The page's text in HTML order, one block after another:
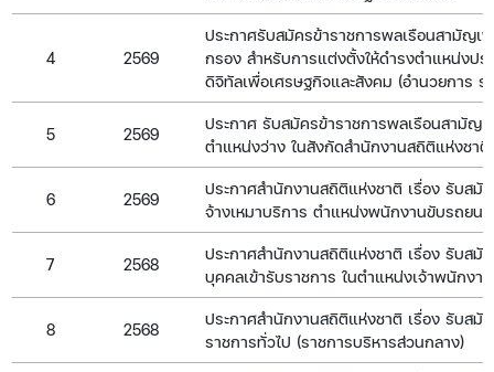
4 2569
ประกาศรับสมัครข้าราชการพลเรือนสามัญ
กรอง สำหรับการแต่งตั้งให้ดำรงตำแหน่งปร
ดิจิทัลเพื่อเศรษฐกิจและสังคม (อำนวยการ
5 2569
ประกาศ รับสมัครข้าราชการพลเรือนสามัญเ
ตำแหน่งว่าง ในสังกัดสำนักงานสถิติแห่งชา
6 2569
ประกาศสำนักงานสถิติแห่งชาติ เรื่อง รับส
จ้างเหมาบริการ ตำแหน่งพนักงานขับรถยน
7 2568
ประกาศสำนักงานสถิติแห่งชาติ เรื่อง รับสมั
บุคคลเข้ารับราชการ ในตำแหน่งเจ้าพนักงา
8 2568
ประกาศสำนักงานสถิติแห่งชาติ เรื่อง รับสมั
ราชการทั่วไป (ราชการบริหารส่วนกลาง)